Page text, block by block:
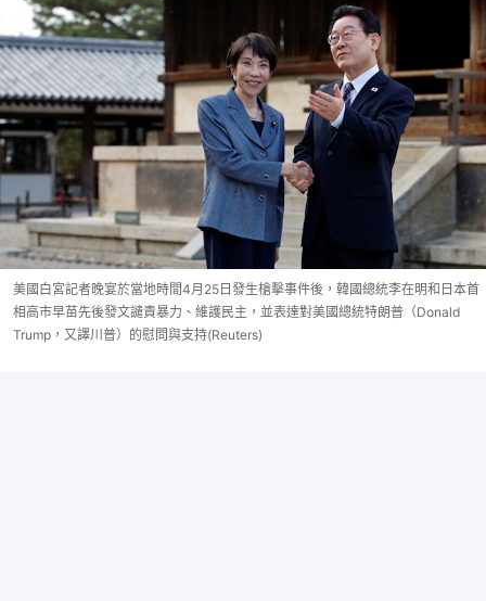
美國白宮記者晚宴於當地時間4月25日發生槍擊事件後，韓國總統李在明和日本首
相高市早苗先後發文譴責暴力、維護民主，並表達對美國總統特朗普（Donald
Trump，又譯川普）的慰問與支持(Reuters)